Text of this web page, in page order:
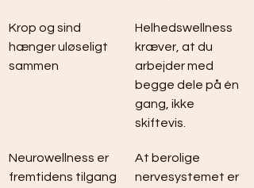
Krop og sind
hænger uløseligt
sammen
Helhedswellness
kræver, at du
arbejder med
begge dele på én
gang, ikke
skiftevis.
Neurowellness er
fremtidens tilgang
At berolige
nervesystemet er